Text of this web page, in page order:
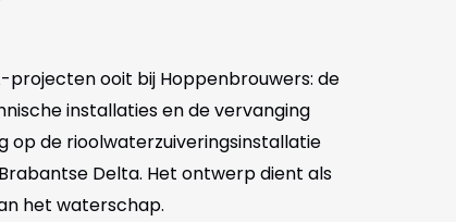
projecten ooit bij Hoppenbrouwers: de
installaties en de vervanging
op de rioolwaterzuiveringsinstallatie
Delta. Het ontwerp dient als
het waterschap.